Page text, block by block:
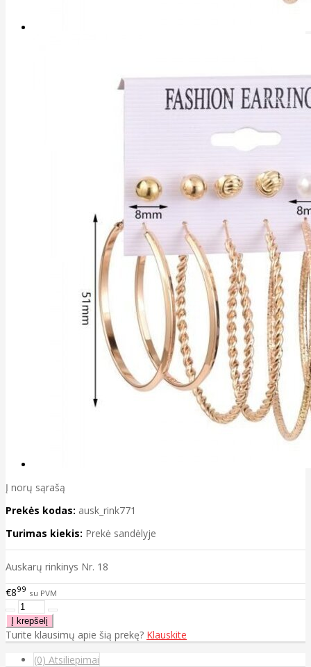
Į norų sąrašą
Prekės kodas: ausk_rink771
Turimas kiekis: Prekė sandėlyje
Auskarų rinkinys Nr. 18
€899 su PVM
Turite klausimų apie šią prekę? Klauskite
(0) Atsiliepimai